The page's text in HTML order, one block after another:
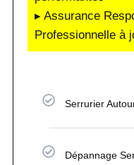
▸ Assurance
Professionnelle à
Serrurier
Dépannage